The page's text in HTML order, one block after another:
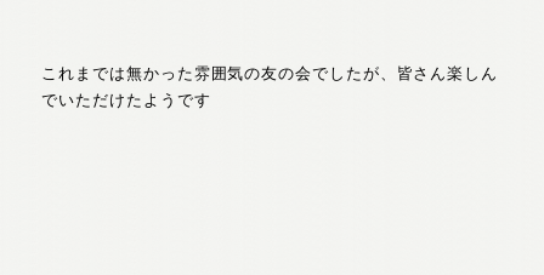
これまでは無かった雰囲気の友の会でしたが、皆さん楽しん
でいただけたようです